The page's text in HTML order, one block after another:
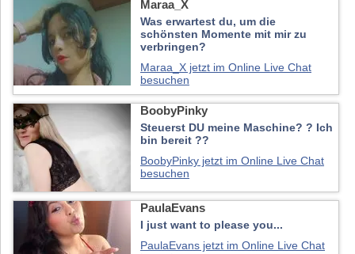
Maraa_X
Was erwartest du, um die
schönsten Momente mit mir zu
verbringen?
Maraa_X jetzt im Online Live Chat
besuchen
BoobyPinky
Steuerst DU meine Maschine? ? Ich
bin bereit ??
BoobyPinky jetzt im Online Live Chat
besuchen
PaulaEvans
I just want to please you...
PaulaEvans jetzt im Online Live Chat